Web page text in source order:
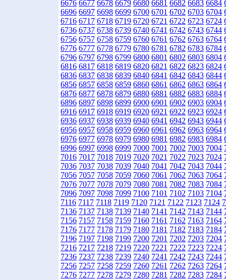
6676 6677 6678 6679 6680 6681 6682 6683 6684
6696 6697 6698 6699 6700 6701 6702 6703 6704
6716 6717 6718 6719 6720 6721 6722 6723 6724
6736 6737 6738 6739 6740 6741 6742 6743 6744
6756 6757 6758 6759 6760 6761 6762 6763 6764
6776 6777 6778 6779 6780 6781 6782 6783 6784
6796 6797 6798 6799 6800 6801 6802 6803 6804
6816 6817 6818 6819 6820 6821 6822 6823 6824
6836 6837 6838 6839 6840 6841 6842 6843 6844
6856 6857 6858 6859 6860 6861 6862 6863 6864
6876 6877 6878 6879 6880 6881 6882 6883 6884
6896 6897 6898 6899 6900 6901 6902 6903 6904
6916 6917 6918 6919 6920 6921 6922 6923 6924
6936 6937 6938 6939 6940 6941 6942 6943 6944
6956 6957 6958 6959 6960 6961 6962 6963 6964
6976 6977 6978 6979 6980 6981 6982 6983 6984
6996 6997 6998 6999 7000 7001 7002 7003 7004
7016 7017 7018 7019 7020 7021 7022 7023 7024
7036 7037 7038 7039 7040 7041 7042 7043 7044
7056 7057 7058 7059 7060 7061 7062 7063 7064
7076 7077 7078 7079 7080 7081 7082 7083 7084
7096 7097 7098 7099 7100 7101 7102 7103 7104
7116 7117 7118 7119 7120 7121 7122 7123 7124
7136 7137 7138 7139 7140 7141 7142 7143 7144
7156 7157 7158 7159 7160 7161 7162 7163 7164
7176 7177 7178 7179 7180 7181 7182 7183 7184
7196 7197 7198 7199 7200 7201 7202 7203 7204
7216 7217 7218 7219 7220 7221 7222 7223 7224
7236 7237 7238 7239 7240 7241 7242 7243 7244
7256 7257 7258 7259 7260 7261 7262 7263 7264
7276 7277 7278 7279 7280 7281 7282 7283 7284